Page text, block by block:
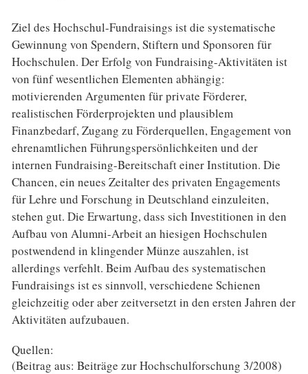
Ziel des Hochschul-Fundraisings ist die systematische
Gewinnung von Spendern, Stiftern und Sponsoren für
Hochschulen. Der Erfolg von Fundraising-Aktivitäten ist
von fünf wesentlichen Elementen abhängig:
motivierenden Argumenten für private Förderer,
realistischen Förderprojekten und plausiblem
Finanzbedarf, Zugang zu Förderquellen, Engagement von
ehrenamtlichen Führungspersönlichkeiten und der
internen Fundraising-Bereitschaft einer Institution. Die
Chancen, ein neues Zeitalter des privaten Engagements
für Lehre und Forschung in Deutschland einzuleiten,
stehen gut. Die Erwartung, dass sich Investitionen in den
Aufbau von Alumni-Arbeit an hiesigen Hochschulen
postwendend in klingender Münze auszahlen, ist
allerdings verfehlt. Beim Aufbau des systematischen
Fundraisings ist es sinnvoll, verschiedene Schienen
gleichzeitig oder aber zeitversetzt in den ersten Jahren der
Aktivitäten aufzubauen.
Quellen:
(Beitrag aus: Beiträge zur Hochschulforschung 3/2008)